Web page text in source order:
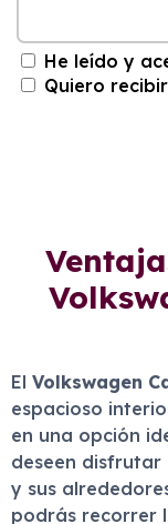
He leído y
Quiero
El Volkswagen
espacioso
en una opción
deseen disfrutar
y sus
podrás recorrer